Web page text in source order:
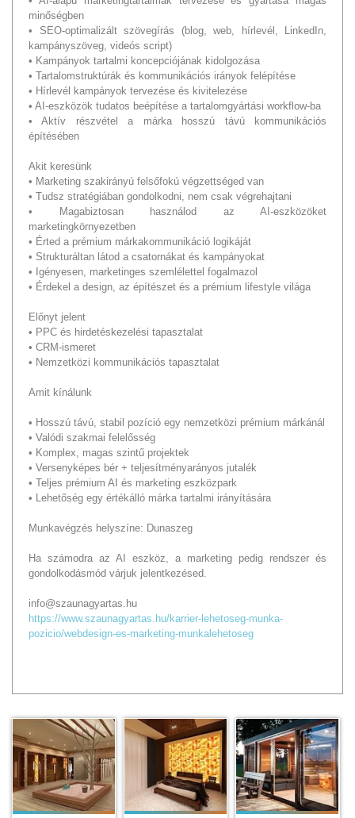
minőségben
• SEO-optimalizált szövegírás (blog, web, hírlevél, LinkedIn,
kampányszöveg, videós script)
• Kampányok tartalmi koncepciójának kidolgozása
• Tartalomstruktúrák és kommunikációs irányok felépítése
• Hírlevél kampányok tervezése és kivitelezése
• AI-eszközök tudatos beépítése a tartalomgyártási workflow-ba
• Aktív részvétel a márka hosszú távú kommunikációs
építésében
Akit keresünk
• Marketing szakirányú felsőfokú végzettséged van
• Tudsz stratégiában gondolkodni, nem csak végrehajtani
• Magabiztosan használod az AI-eszközöket
marketingkörnyezetben
• Érted a prémium márkakommunikáció logikáját
• Strukturáltan látod a csatornákat és kampányokat
• Igényesen, marketinges szemlélettel fogalmazol
• Érdekel a design, az építészet és a prémium lifestyle világa
Előnyt jelent
• PPC és hirdetéskezelési tapasztalat
• CRM-ismeret
• Nemzetközi kommunikációs tapasztalat
Amit kínálunk
• Hosszú távú, stabil pozíció egy nemzetközi prémium márkánál
• Valódi szakmai felelősség
• Komplex, magas szintű projektek
• Versenyképes bér + teljesítményarányos jutalék
• Teljes prémium AI és marketing eszközpark
• Lehetőség egy értékálló márka tartalmi irányítására
Munkavégzés helyszíne: Dunaszeg
Ha számodra az AI eszköz, a marketing pedig rendszer és
gondolkodásmód várjuk jelentkezésed.
info@szaunagyartas.hu
https://www.szaunagyartas.hu/karrier-lehetoseg-munka-
pozicio/webdesign-es-marketing-munkalehetoseg